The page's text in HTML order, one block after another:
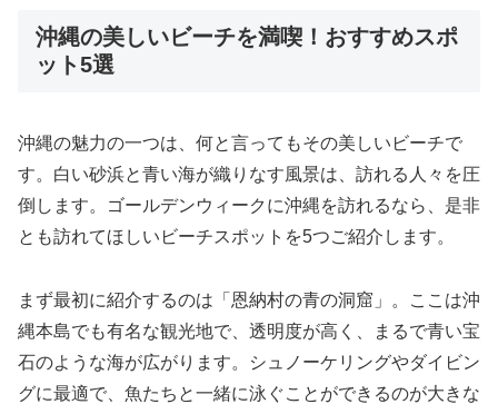
沖縄の美しいビーチを満喫！おすすめスポ
ット5選
沖縄の魅力の一つは、何と言ってもその美しいビーチで
す。白い砂浜と青い海が織りなす風景は、訪れる人々を圧
倒します。ゴールデンウィークに沖縄を訪れるなら、是非
とも訪れてほしいビーチスポットを5つご紹介します。
まず最初に紹介するのは「恩納村の青の洞窟」。ここは沖
縄本島でも有名な観光地で、透明度が高く、まるで青い宝
石のような海が広がります。シュノーケリングやダイビン
グに最適で、魚たちと一緒に泳ぐことができるのが大きな